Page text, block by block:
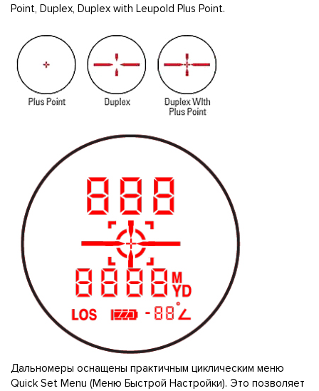
Point, Duplex, Duplex with Leupold Plus Point.
Дальномеры оснащены практичным циклическим меню
Quick Set Menu (Меню Быстрой Настройки). Это позволяет